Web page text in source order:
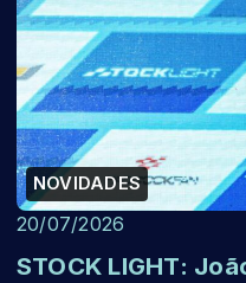
NOVIDADES
20/07/2026
STOCK LIGHT: